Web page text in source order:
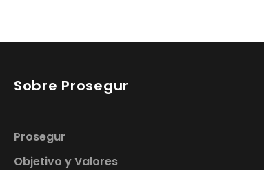
Sobre Prosegur
Prosegur
Objetivo y Valores